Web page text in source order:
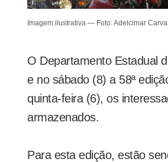
Imagem ilustrativa — Foto: Adelcimar
O Departamento Estadual
e no sábado (8) a 58ª
quinta-feira (6), os
armazenados.
Para esta edição, estão